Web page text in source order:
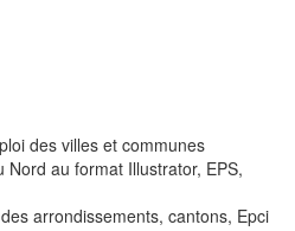
des villes et communes
au format Illustrator, EPS,
arrondissements, cantons, Epci